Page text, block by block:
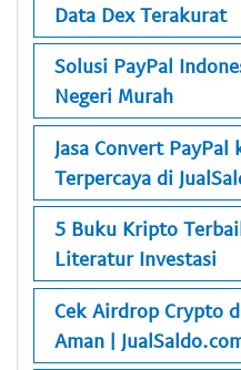
Data Dex Terakurat
Solusi PayPal
Negeri Murah
Jasa Convert PayPal
Terpercaya di
5 Buku Kripto
Literatur Investasi
Cek Airdrop Crypto
Aman |